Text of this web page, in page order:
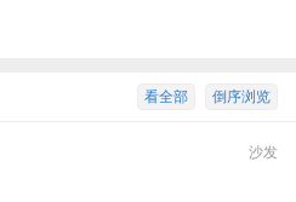
倒序浏览
看全部
沙发